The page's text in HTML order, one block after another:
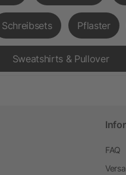
Schreibsets Pflaster
Sweatshirts & Pullover
FAQ